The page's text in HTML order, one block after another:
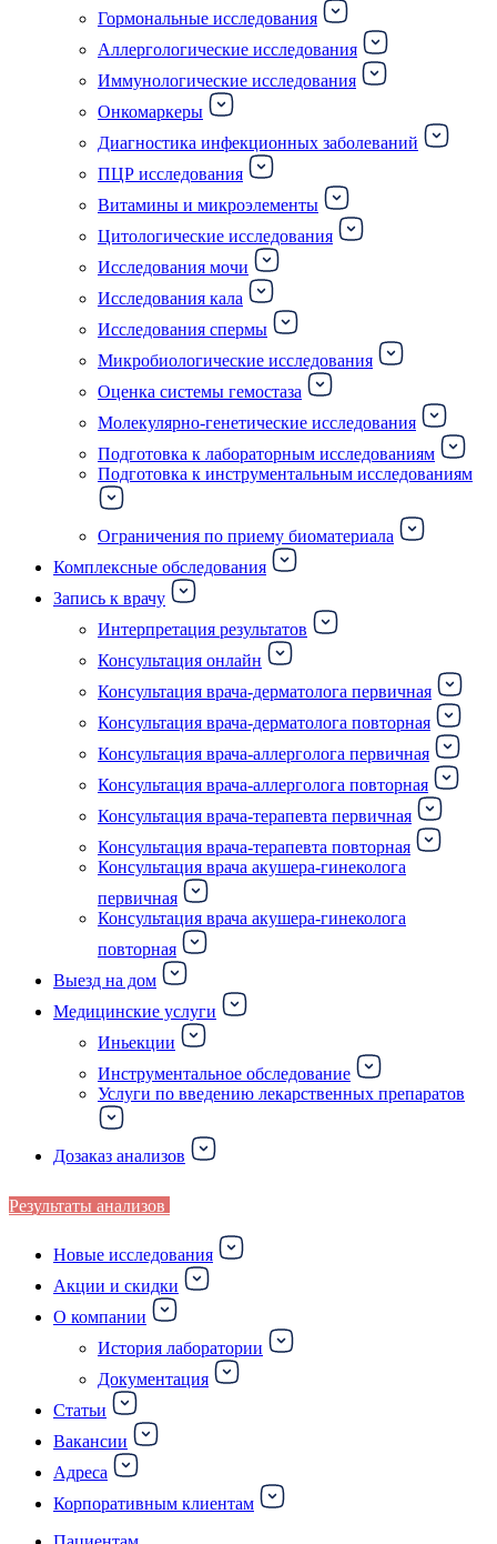
Гормональные исследования
Аллергологические исследования
Иммунологические исследования
Онкомаркеры
Диагностика инфекционных заболеваний
ПЦР исследования
Витамины и микроэлементы
Цитологические исследования
Исследования мочи
Исследования кала
Исследования спермы
Микробиологические исследования
Оценка системы гемостаза
Молекулярно-генетические исследования
Подготовка к лабораторным исследованиям
Подготовка к инструментальным исследованиям
Ограничения по приему биоматериала
Комплексные обследования
Запись к врачу
Интерпретация результатов
Консультация онлайн
Консультация врача-дерматолога первичная
Консультация врача-дерматолога повторная
Консультация врача-аллерголога первичная
Консультация врача-аллерголога повторная
Консультация врача-терапевта первичная
Консультация врача-терапевта повторная
Консультация врача акушера-гинеколога
первичная
Консультация врача акушера-гинеколога
повторная
Выезд на дом
Медицинские услуги
Иньекции
Инструментальное обследование
Услуги по введению лекарственных препаратов
Дозаказ анализов
Результаты анализов
Новые исследования
Акции и скидки
О компании
История лаборатории
Документация
Статьи
Вакансии
Адреса
Корпоративным клиентам